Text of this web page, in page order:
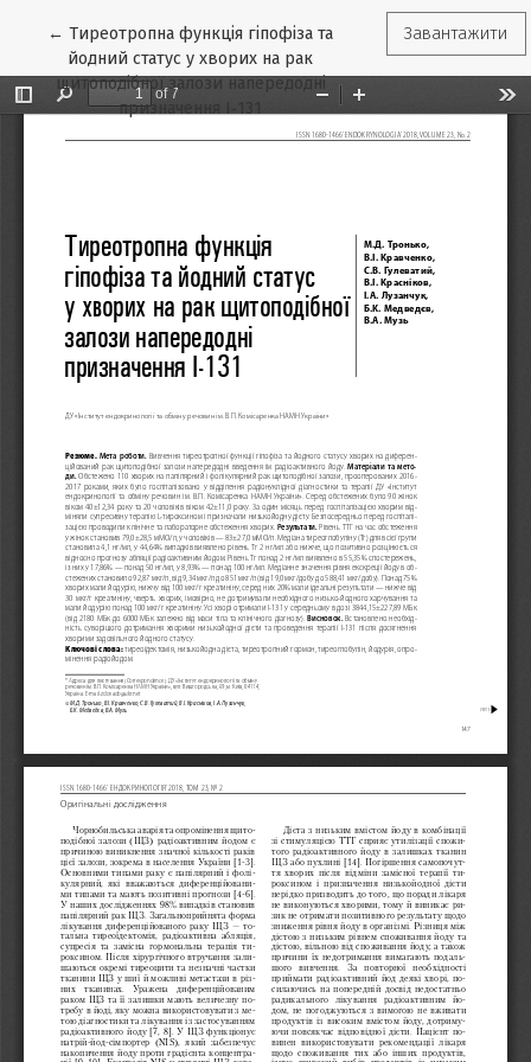
←Повернутися до подробиць статті
Тиреотропна функція гіпофіза та
йодний статус у хворих на рак
щитоподібної залози напередодні
призначення І‑131
Завантажити